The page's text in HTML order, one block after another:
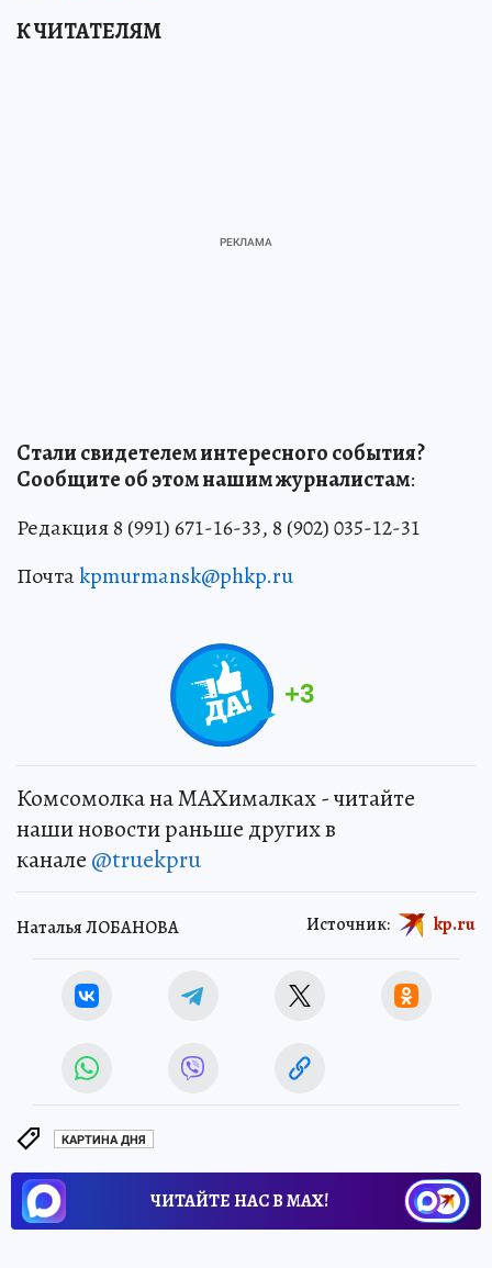
К ЧИТАТЕЛЯМ
Стали свидетелем интересного события?
Сообщите об этом нашим журналистам:
Редакция 8 (991) 671-16-33, 8 (902) 035-12-31
Почтаkpmurmansk@phkp.ru
+3
Комсомолка на MAXималках - читайте
наши новости раньше других в
канале @truekpru
Наталья ЛОБАНОВА Источник: kp.ru
КАРТИНА ДНЯ
ЧИТАЙТЕ НАС В МАХ!